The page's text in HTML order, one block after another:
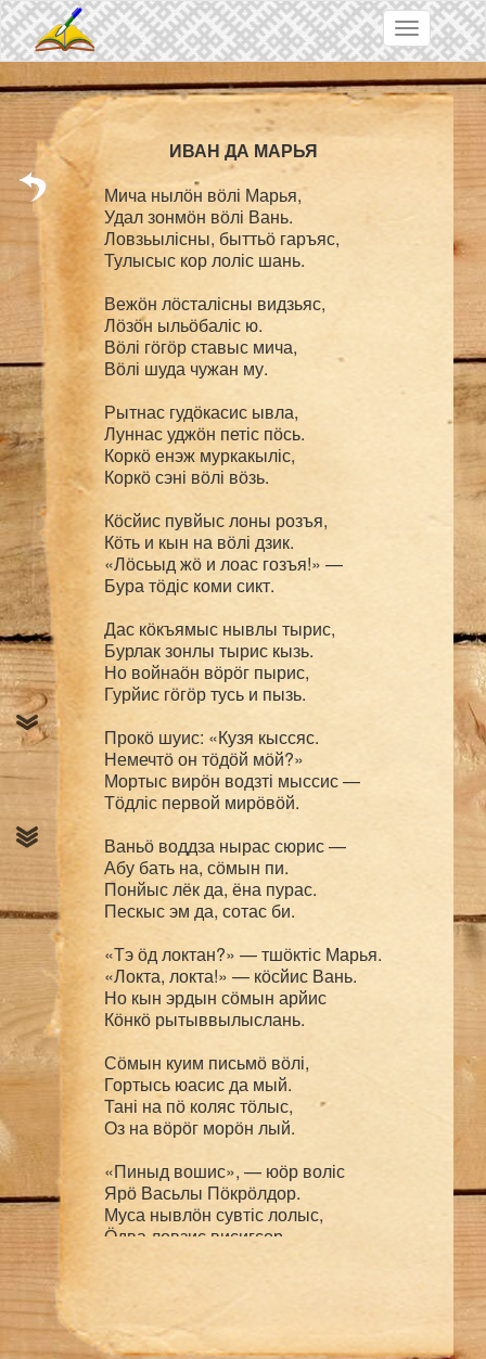
Skip to main content
Toggle
navigation
Мича нылӧн вӧлі Марья,
Удал зонмӧн вӧлі Вань.
Ловзьылісны, быттьӧ гаръяс,
Тулысыс кор лоліс шань.
Вежӧн лӧсталісны видзьяс,
Лӧзӧн ыльӧбаліс ю.
Вӧлі гӧгӧр ставыс мича,
Вӧлі шуда чужан му.
Рытнас гудӧкасис ывла,
Луннас уджӧн петіс пӧсь.
Коркӧ енэж муркакыліс,
Коркӧ сэні вӧлі вӧзь.
Кӧсйис пувйыс лоны розъя,
Кӧть и кын на вӧлі дзик.
«Лӧсьыд жӧ и лоас гозъя!» —
Бура тӧдіс коми сикт.
Дас кӧкъямыс нывлы тырис,
Бурлак зонлы тырис кызь.
Но войнаӧн вӧрӧг пырис,
Гурйис гӧгӧр тусь и пызь.
Прокӧ шуис: «Кузя кыссяс.
Немечтӧ он тӧдӧй мӧй?»
Мортыс вирӧн водзті мыссис —
Тӧдліс первой мирӧвӧй.
Ваньӧ воддза нырас сюрис —
Абу бать на, сӧмын пи.
Понйыс лёк да, ёна пурас.
Пескыс эм да, сотас би.
«Тэ ӧд локтан?» — тшӧктіс Марья.
«Локта, локта!» — кӧсйис Вань.
Но кын эрдын сӧмын арйис
Кӧнкӧ рытыввылыслань.
Сӧмын куим письмӧ вӧлі,
Гортысь юасис да мый.
Тані на пӧ коляс тӧлыс,
Оз на вӧрӧг морӧн лый.
«Пиныд вошис», — юӧр воліс
Ярӧ Васьлы Пӧкрӧлдор.
Муса нывлӧн сувтіс лолыс,
Ӧдва ловзис висигсор.
Шыӧдчыліс уна вожӧ
Война дыр и война бӧр.